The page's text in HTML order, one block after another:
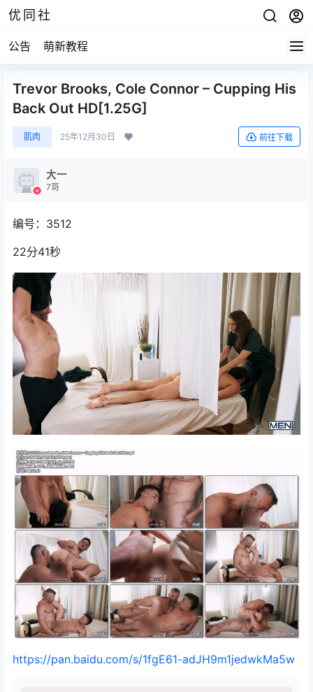
优同社
公告 萌新教程
Trevor Brooks, Cole Connor – Cupping His
Back Out HD[1.25G]
肌肉 25年12月30日 前往下载
大一
7哥
编号：3512
22分41秒
https://pan.baidu.com/s/1fgE61-adJH9m1jedwkMa5w